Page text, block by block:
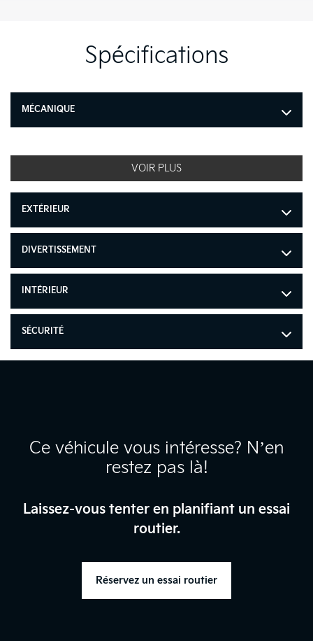
Spécifications
MÉCANIQUE
VOIR PLUS
EXTÉRIEUR
DIVERTISSEMENT
INTÉRIEUR
SÉCURITÉ
Ce véhicule vous intéresse? N’en
restez pas là!
Laissez-vous tenter en planifiant un essai
routier.
Réservez un essai routier